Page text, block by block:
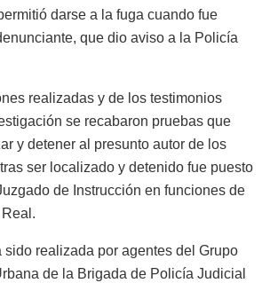
darse a la fuga cuando fue
que dio aviso a la Policía
realizadas y de los testimonios
se recabaron pruebas que
y detener al presunto autor de los
ser localizado y detenido fue puesto
de Instrucción en funciones de
sido realizada por agentes del Grupo
de la Brigada de Policía Judicial